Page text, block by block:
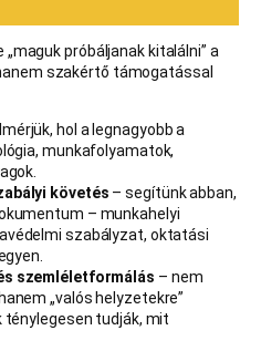
próbáljanak kitalálni” a
szakértő támogatással
hol a legnagyobb a
munkafolyamatok,
követés – segítünk abban,
– munkahelyi
szabályzat, oktatási
szemléletformálás – nem
„valós helyzetekre”
ténylegesen tudják, mit